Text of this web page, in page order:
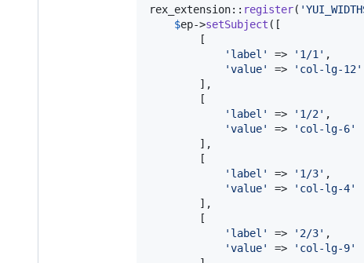
rex_extension:: register( '
$ep->setSubject ([
        [
' label ' => ' 1/1 ' ,
'value' => ' col-lg-12'
        ],
        [
' label ' => ' 1/2' ,
'value' => ' col-lg-6'
        ],
        [
' label ' => ' 1/3' ,
'value' => ' col-lg-4'
        ],
        [
' label ' => ' 2/3' ,
'value' => ' col-lg-9'